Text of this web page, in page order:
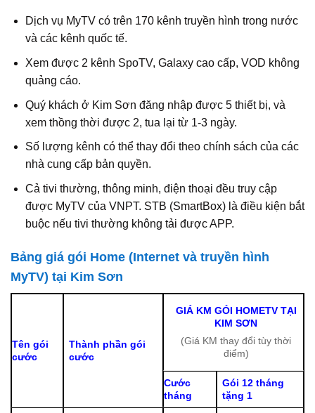
Dịch vụ MyTV có trên 170 kênh truyền hình trong nước
và các kênh quốc tế.
Xem được 2 kênh SpoTV, Galaxy cao cấp, VOD không
quảng cáo.
Quý khách ở Kim Sơn đăng nhập được 5 thiết bị, và
xem thồng thời được 2, tua lại từ 1-3 ngày.
Số lượng kênh có thể thay đổi theo chính sách của các
nhà cung cấp bản quyền.
Cả tivi thường, thông minh, điện thoại đều truy cập
được MyTV của VNPT. STB (SmartBox) là điều kiện bắt
buộc nếu tivi thường không tải được APP.
Bảng giá gói Home (Internet và truyền hình
MyTV) tại Kim Sơn
Tên gói
cước
Thành phần gói
cước
GIÁ KM GÓI HOMETV TẠI
KIM SƠN
(Giá KM thay đổi tùy thời
điểm)
Cước
tháng
Gói 12 tháng
tặng 1